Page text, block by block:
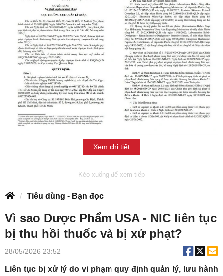
Xem chi tiết
Tiêu dùng - Bạn đọc
Vì sao Dược Phẩm USA - NIC liên tục
bị thu hồi thuốc và bị xử phạt?
28/05/2026 23:52
Liên tục bị xử lý do vi phạm quy định quản lý, lưu hành